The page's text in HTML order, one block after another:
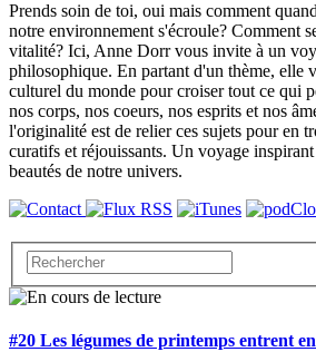
Prends soin de toi, oui mais comment
notre environnement s'écroule? Comment
vitalité? Ici, Anne Dorr vous invite à un
philosophique. En partant d'un thème, elle
culturel du monde pour croiser tout ce qui
nos corps, nos coeurs, nos esprits et nos
l'originalité est de relier ces sujets pour en
curatifs et réjouissants. Un voyage
beautés de notre univers.
#20 Les légumes de printemps entrent en